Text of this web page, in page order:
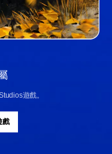
遊戲。
戲